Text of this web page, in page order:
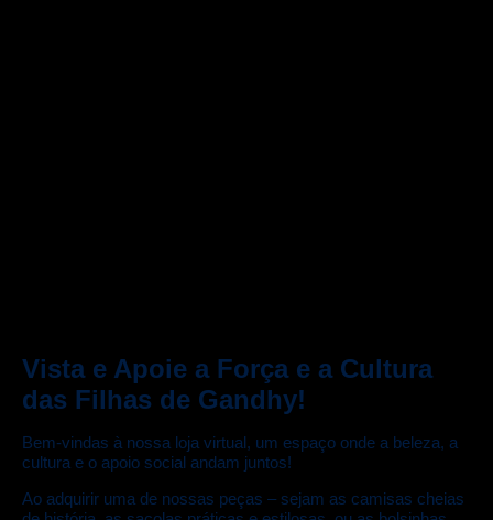
Vista e Apoie a Força e a Cultura
das Filhas de Gandhy!
Bem-vindas à nossa loja virtual, um espaço onde a beleza, a
cultura e o apoio social andam juntos!
Ao adquirir uma de nossas peças – sejam as camisas cheias